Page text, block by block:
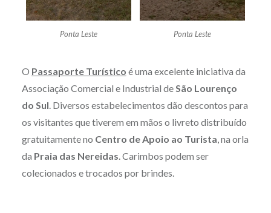
Ponta Leste Ponta Leste
O Passaporte Turístico é uma excelente iniciativa da
Associação Comercial e Industrial de São Lourenço
do Sul . Diversos estabelecimentos dão descontos para
os visitantes que tiverem em mãos o livreto distribuído
gratuitamente no Centro de Apoio ao Turista , na orla
da Praia das Nereidas . Carimbos podem ser
colecionados e trocados por brindes.